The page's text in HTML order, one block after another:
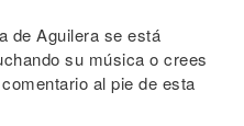
de Aguilera se está
su música o crees
al pie de esta